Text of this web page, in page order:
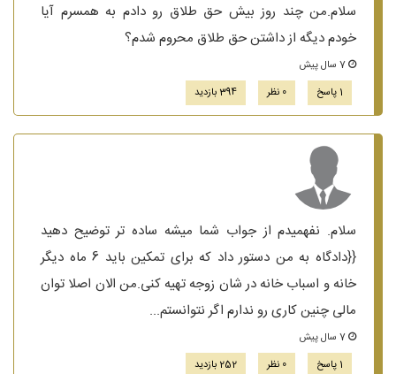
سلام.من چند روز بیش حق طلاق رو دادم به همسرم آیا
خودم دیگه از داشتن حق طلاق محروم شدم؟
1 پاسخ
0 نظر 394 بازدید
سلام. نفهمیدم از جواب شما میشه ساده تر توضیح دهید
{{دادگاه به من دستور داد که برای تمکین باید 6 ماه دیگر
خانه و اسباب خانه در شان زوجه تهیه کنی.من الان اصلا توان
مالی چنین کاری رو ندارم اگر نتوانستم...
1 پاسخ
0 نظر 252 بازدید